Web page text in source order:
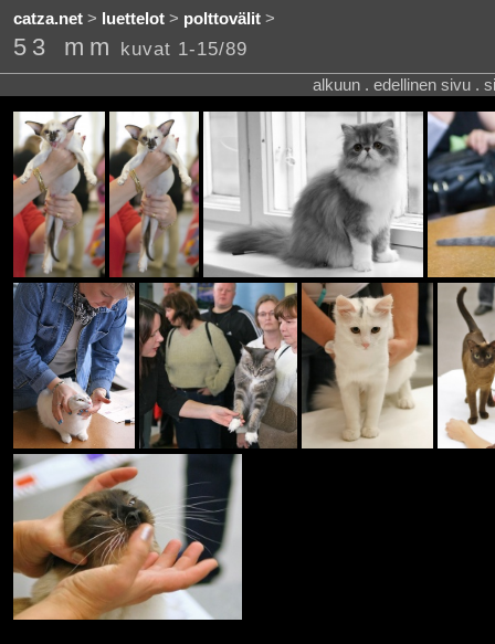
catza.net> luettelot> polttovälit>
53 mm kuvat 1-15/89
alkuun . edellinen sivu .